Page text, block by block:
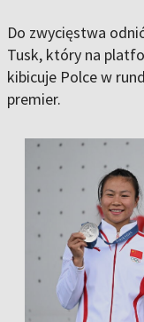
Do zwycięstwa
Tusk, który na
kibicuje Polce w
premier.